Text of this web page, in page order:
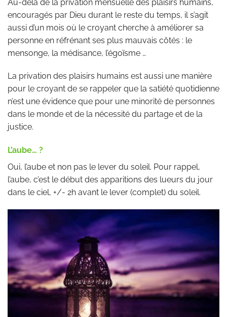
Au-delà de la privation mensuelle des plaisirs humains,
encouragés par Dieu durant le reste du temps, il s’agit
aussi d’un mois où le croyant cherche à améliorer sa
personne en réfrénant ses plus mauvais côtés : le
mensonge, la médisance, l’égoïsme …
La privation des plaisirs humains est aussi une manière
pour le croyant de se rappeler que la satiété quotidienne
n’est une évidence que pour une minorité de personnes
dans le monde et de la nécessité du partage et de la
justice.
L’aube… ?
Oui, l’aube et non pas le lever du soleil. Pour rappel,
l’aube, c’est le début des apparitions des lueurs du jour
dans le ciel, +/- 2h avant le lever (complet) du soleil.